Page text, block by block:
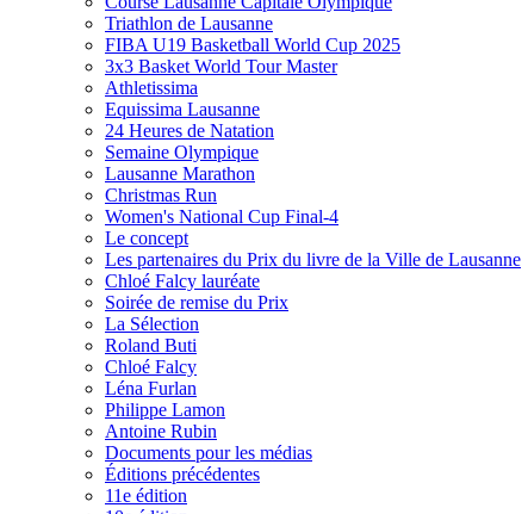
Triathlon de Lausanne
FIBA U19 Basketball World Cup 2025
3x3 Basket World Tour Master
Athletissima
Equissima Lausanne
24 Heures de Natation
Semaine Olympique
Lausanne Marathon
Christmas Run
Women's National Cup Final-4
Le concept
Les partenaires du Prix du livre de la Ville de Lausanne
Chloé Falcy lauréate
Soirée de remise du Prix
La Sélection
Roland Buti
Chloé Falcy
Léna Furlan
Philippe Lamon
Antoine Rubin
Documents pour les médias
Éditions précédentes
11e édition